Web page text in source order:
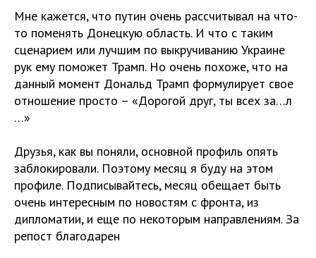
Мне кажется, что путин очень рассчитывал на что-
то поменять Донецкую область. И что с таким
сценарием или лучшим по выкручиванию Украине
рук ему поможет Трамп. Но очень похоже, что на
данный момент Дональд Трамп формулирует свое
отношение просто – «Дорогой друг, ты всех за…л
…»
Друзья, как вы поняли, основной профиль опять
заблокировали. Поэтому месяц я буду на этом
профиле. Подписывайтесь, месяц обещает быть
очень интересным по новостям с фронта, из
дипломатии, и еще по некоторым направлениям. За
репост благодарен